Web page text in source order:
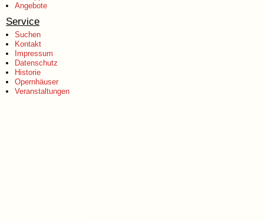
Angebote
Service
Suchen
Kontakt
Impressum
Datenschutz
Historie
Opernhäuser
Veranstaltungen